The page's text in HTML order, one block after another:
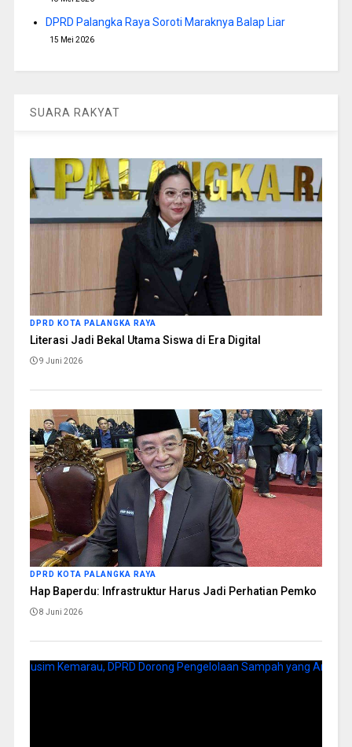
DPRD Palangka Raya Soroti Maraknya Balap Liar
15 Mei 2026
SUARA RAKYAT
DPRD KOTA PALANGKA RAYA
Literasi Jadi Bekal Utama Siswa di Era Digital
9 Juni 2026
DPRD KOTA PALANGKA RAYA
Hap Baperdu: Infrastruktur Harus Jadi Perhatian Pemko
8 Juni 2026